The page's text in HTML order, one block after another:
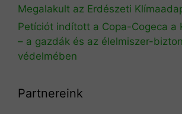
Megalakult az Erdészeti
Petíciót indított a Copa-Cogeca a
– a gazdák és az élelmiszer-
védelmében
Partnereink